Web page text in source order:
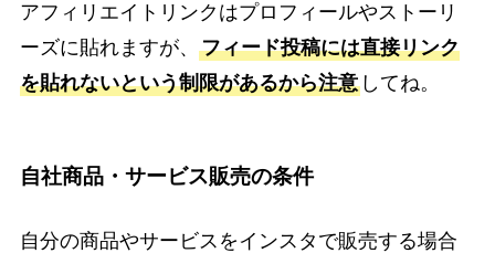
アフィリエイトリンクはプロフィールやストーリ
ーズに貼れますが、 フィード投稿には直接リンク
を貼れないという制限があるから注意してね。
自社商品・サービス販売の条件
自分の商品やサービスをインスタで販売する場合